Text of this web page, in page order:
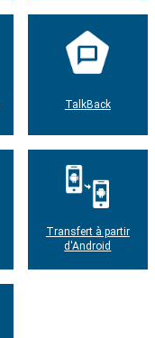
TalkBack
Transfert à partir
d'Android